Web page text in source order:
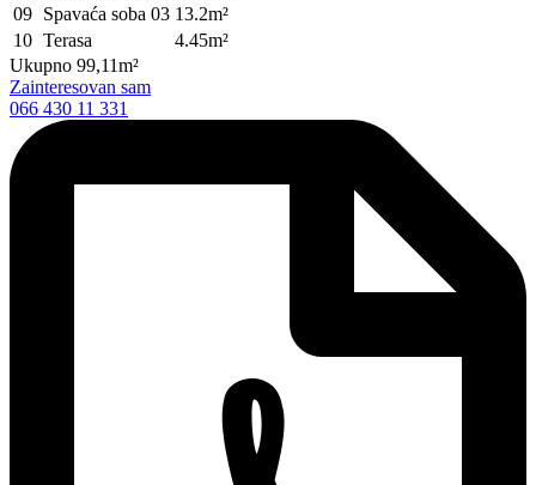
09 Spavaća soba 03 13.2m²
10 Terasa
4.45m²
Ukupno 99,11m²
Zainteresovan sam
066 430 11 331